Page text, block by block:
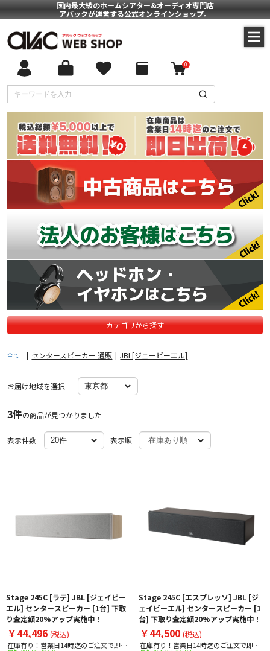
国内最大級のホームシアター&オーディオ専門店
アバックが運営する公式オンラインショップ。
0
カテゴリから探す
全て | センタースピーカー 通販 | JBL[ジェービーエル]
お届け地域を選択
3件の商品が見つかりました
表示件数 表示順
Stage 245C [ラテ] JBL [ジェイビー
エル] センタースピーカー [1台] 下取
り査定額20%アップ実施中！
￥44,496 (税込)
在庫有り！営業日14時迄のご注文で即日
Stage 245C [エスプレッソ] JBL [ジ
ェイビーエル] センタースピーカー [1
台] 下取り査定額20%アップ実施中！
￥44,500 (税込)
在庫有り！営業日14時迄のご注文で即日